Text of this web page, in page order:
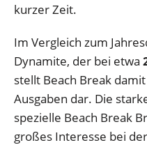
kurzer Zeit.
Im Vergleich zum
Dynamite, der bei etwa
stellt Beach Break
Ausgaben dar. Die
spezielle Beach Break
großes Interesse bei